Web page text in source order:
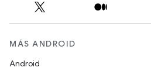
MÁS ANDROID
Android